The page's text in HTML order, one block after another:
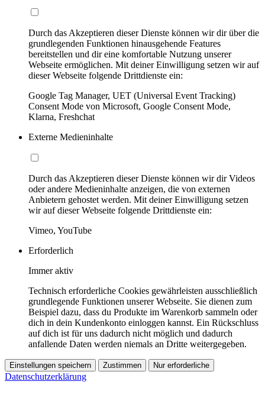
Durch das Akzeptieren dieser Dienste können wir dir über die
grundlegenden Funktionen hinausgehende Features
bereitstellen und dir eine komfortable Nutzung unserer
Webseite ermöglichen. Mit deiner Einwilligung setzen wir auf
dieser Webseite folgende Drittdienste ein:
Google Tag Manager, UET (Universal Event Tracking)
Consent Mode von Microsoft, Google Consent Mode,
Klarna, Freshchat
Externe Medieninhalte
Durch das Akzeptieren dieser Dienste können wir dir Videos
oder andere Medieninhalte anzeigen, die von externen
Anbietern gehostet werden. Mit deiner Einwilligung setzen
wir auf dieser Webseite folgende Drittdienste ein:
Vimeo, YouTube
Erforderlich
Immer aktiv
Technisch erforderliche Cookies gewährleisten ausschließlich
grundlegende Funktionen unserer Webseite. Sie dienen zum
Beispiel dazu, dass du Produkte im Warenkorb sammeln oder
dich in dein Kundenkonto einloggen kannst. Ein Rückschluss
auf dich ist für uns dadurch nicht möglich und dadurch
anfallende Daten werden niemals an Dritte weitergegeben.
Einstellungen speichern Zustimmen Nur erforderliche
Datenschutzerklärung